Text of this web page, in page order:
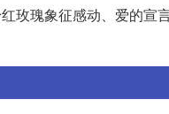
玫瑰象征感动、爱的宣